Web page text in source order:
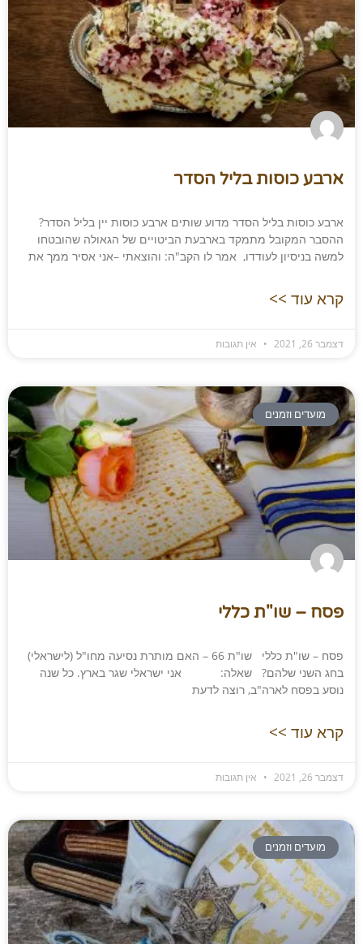
ארבע כוסות בליל הסדר
ארבע כוסות בליל הסדר מדוע שותים ארבע כוסות יין בליל הסדר?
ההסבר המקובל מתמקד בארבעת הביטויים של הגאולה שהובטחו
למשה בניסיון לעודדו, אמר לו הקב"ה: והוצאתי –אני אסיר ממך את
קרא עוד >>
דצמבר 26, 2021 אין תגובות
מועדים וזמנים
פסח – שו"ת כללי
פסח – שו"ת כללי שו"ת 66 – האם מותרת נסיעה מחו"ל (לישראלי)
בחג השני שלהם? שאלה: אני ישראלי שגר בארץ. כל שנה
נוסע בפסח לארה"ב, רוצה לדעת
קרא עוד >>
דצמבר 26, 2021 אין תגובות
מועדים וזמנים